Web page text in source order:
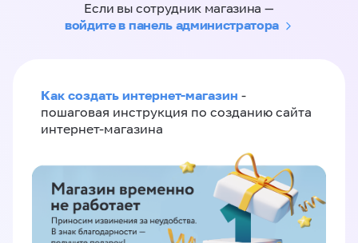
Если вы сотрудник магазина —
войдите в панель администратора
Как создать интернет-магазин -
пошаговая инструкция по созданию сайта
интернет-магазина